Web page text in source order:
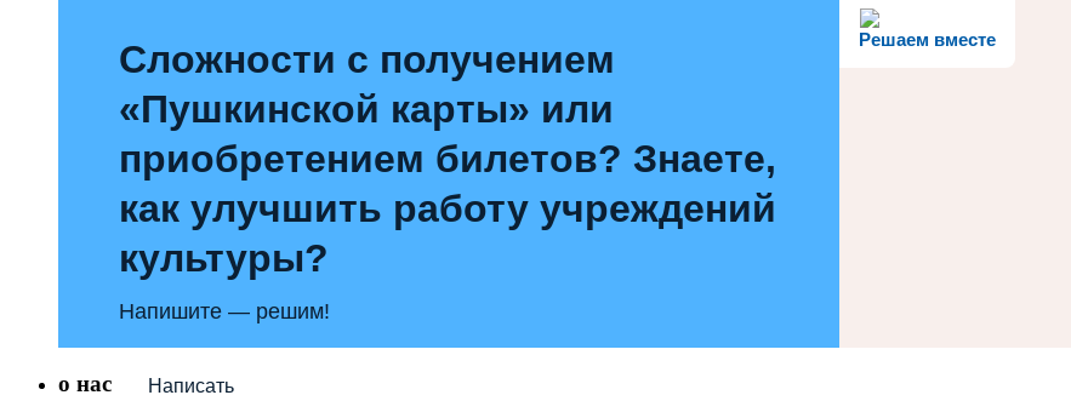
Решаем вместе
Сложности с получением
«Пушкинской карты» или
приобретением билетов? Знаете,
как улучшить работу учреждений
культуры?
Напишите — решим!
Написать
о нас